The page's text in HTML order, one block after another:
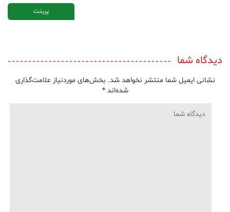
پرینت
دیدگاه شما
نشانی ایمیل شما منتشر نخواهد شد. بخش‌های موردنیاز علامت‌گذاری
شده‌اند*